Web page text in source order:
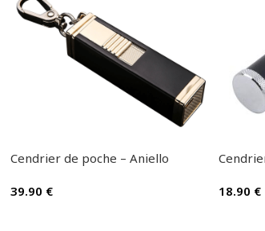
Cendrier de poche – Aniello
39.90 € 18.90 €